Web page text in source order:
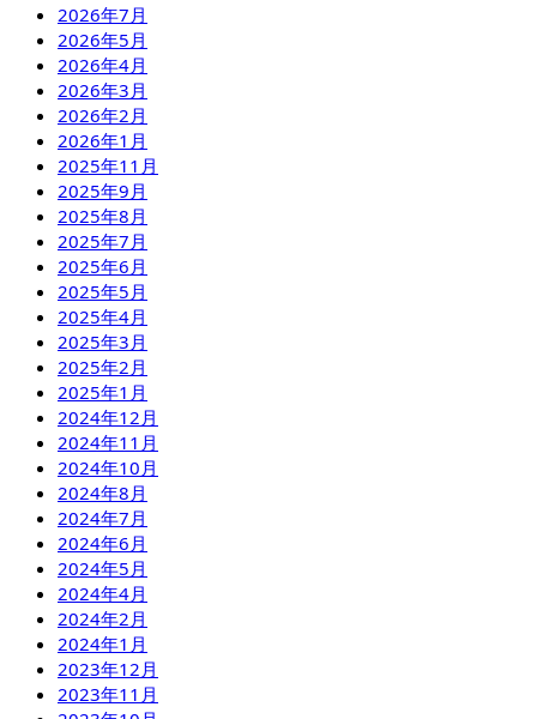
2026年7月
2026年5月
2026年4月
2026年3月
2026年2月
2026年1月
2025年11月
2025年9月
2025年8月
2025年7月
2025年6月
2025年5月
2025年4月
2025年3月
2025年2月
2025年1月
2024年12月
2024年11月
2024年10月
2024年8月
2024年7月
2024年6月
2024年5月
2024年4月
2024年2月
2024年1月
2023年12月
2023年11月